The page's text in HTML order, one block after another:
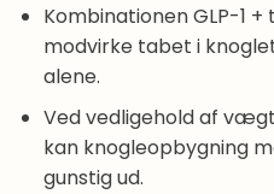
Kombinationen GLP-1
modvirke tabet i
alene.
Ved vedligehold af
kan knogleopbygning
gunstig ud.